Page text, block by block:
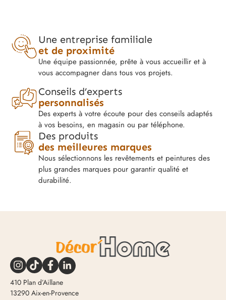
Une entreprise familiale
et de proximité
Une équipe passionnée, prête à vous accueillir et à
vous accompagner dans tous vos projets.
Conseils d’experts
personnalisés
Des experts à votre écoute pour des conseils adaptés
à vos besoins, en magasin ou par téléphone.
Des produits
des meilleures marques
Nous sélectionnons les revêtements et peintures des
plus grandes marques pour garantir qualité et
durabilité.
410 Plan d’Aillane
13290 Aix-en-Provence